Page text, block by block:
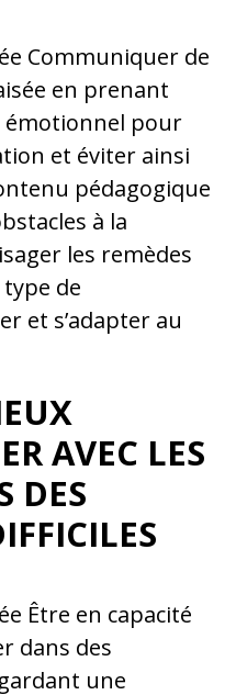
Communiquer de
en prenant
émotionnel pour
et éviter ainsi
pédagogique
à la
les remèdes
de
et s’adapter au
AVEC LES
DES
Être en capacité
dans des
une